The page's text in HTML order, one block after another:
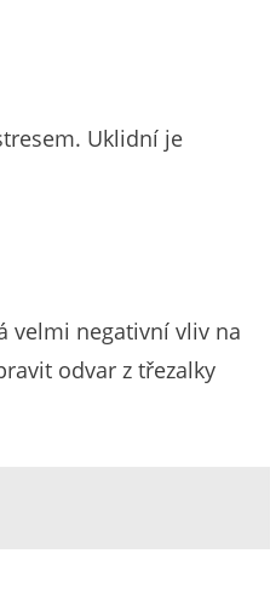
Uklidní je
velmi negativní vliv na
odvar z třezalky